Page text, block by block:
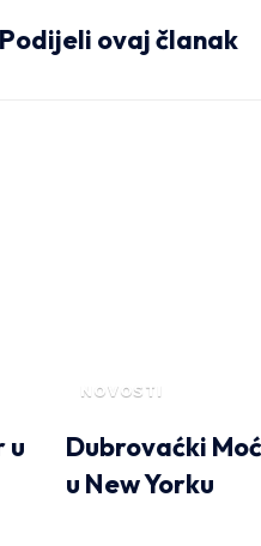
Podijeli ovaj članak
u
NOVOSTI
Dubrovaćki
u New Yorku